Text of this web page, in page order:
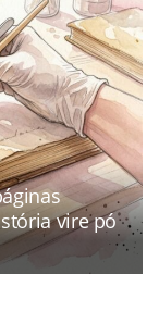
vire pó